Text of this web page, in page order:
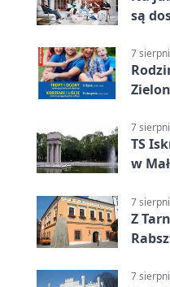
są
7
7
TS
w
7
Z
7